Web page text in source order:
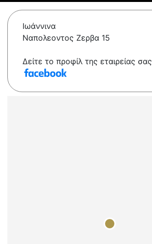
Ιωάννινα
Ναπολεοντος Zερβα 15
Δείτε το προφίλ της εταιρείας σας